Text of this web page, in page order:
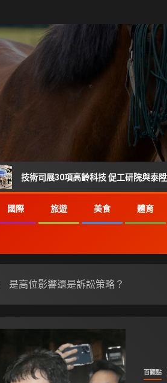
30項高齡科技 促工研院與泰陞簽約搶4億商
國際 旅遊 美食 體育
是高位影響還是訴訟策略？
百觀點